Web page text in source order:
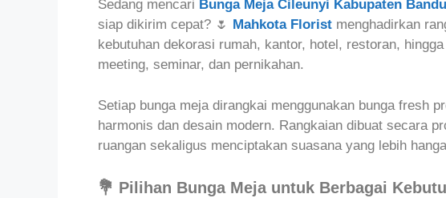
Sedang mencari Bunga Meja Cileunyi Kabupaten
siap dikirim cepat? 🌷
Mahkota Florist menghadirkan
kebutuhan dekorasi rumah, kantor, hotel, restoran,
meeting, seminar, dan pernikahan.
Setiap bunga meja dirangkai menggunakan bunga fresh
harmonis dan desain modern. Rangkaian dibuat secara
ruangan sekaligus menciptakan suasana yang lebih
💐 Pilihan Bunga Meja untuk Berbagai